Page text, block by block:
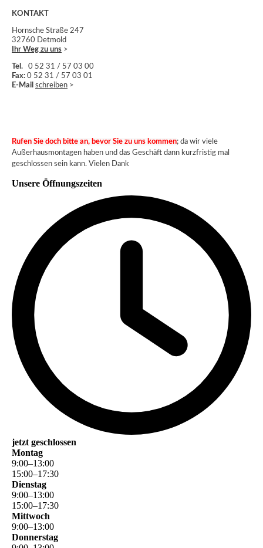
KONTAKT
Hornsche Straße 247
32760 Detmold
Ihr Weg zu uns >
Tel. 0 52 31 / 57 03 00
Fax: 0 52 31 / 57 03 01
E-Mail schreiben >
Rufen Sie doch bitte an, bevor Sie zu uns kommen; da wir viele
Außerhausmontagen haben und das Geschäft dann kurzfristig mal
geschlossen sein kann. Vielen Dank
Unsere Öffnungszeiten
jetzt geschlossen
Montag
9:00–13:00
15:00–17:30
Dienstag
9:00–13:00
15:00–17:30
Mittwoch
9:00–13:00
Donnerstag